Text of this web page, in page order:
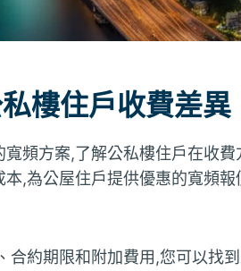
樓住戶收費差異
頻方案,了解公私樓住戶在收
,為公屋住戶提供優惠的寬頻
、合約期限和附加費用,您可以找